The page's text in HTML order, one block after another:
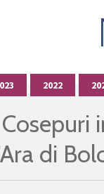
2022
di